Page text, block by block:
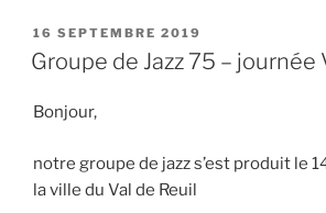
PUBLIÉ
LE
16 SEPTEMBRE 2019
Groupe de Jazz 75 – journée
Bonjour,
notre groupe de jazz s’est produit le
la ville du Val de Reuil